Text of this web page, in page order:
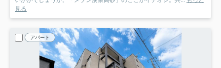
見る
アパート